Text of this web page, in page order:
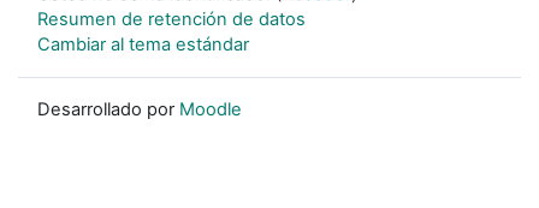
Resumen de retención de datos
Cambiar al tema estándar
Desarrollado por Moodle